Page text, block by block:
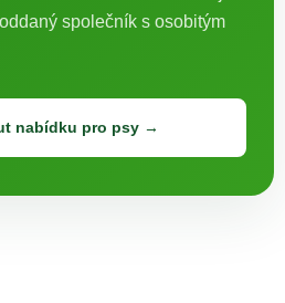
společník s osobitým
nabídku pro psy →